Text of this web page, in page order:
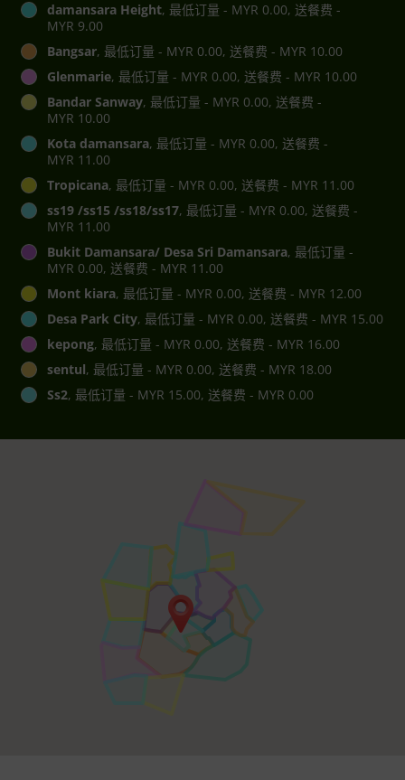
damansara Height, 最低订量 - MYR 0.00, 送餐费 -
MYR 9.00
Bangsar, 最低订量 - MYR 0.00, 送餐费 - MYR 10.00
Glenmarie, 最低订量 - MYR 0.00, 送餐费 - MYR 10.00
Bandar Sanway, 最低订量 - MYR 0.00, 送餐费 -
MYR 10.00
Kota damansara, 最低订量 - MYR 0.00, 送餐费 -
MYR 11.00
Tropicana, 最低订量 - MYR 0.00, 送餐费 - MYR 11.00
ss19 /ss15 /ss18/ss17, 最低订量 - MYR 0.00, 送餐费 -
MYR 11.00
Bukit Damansara/ Desa Sri Damansara, 最低订量 -
MYR 0.00, 送餐费 - MYR 11.00
Mont kiara, 最低订量 - MYR 0.00, 送餐费 - MYR 12.00
Desa Park City, 最低订量 - MYR 0.00, 送餐费 - MYR 15.00
kepong, 最低订量 - MYR 0.00, 送餐费 - MYR 16.00
sentul, 最低订量 - MYR 0.00, 送餐费 - MYR 18.00
Ss2, 最低订量 - MYR 15.00, 送餐费 - MYR 0.00